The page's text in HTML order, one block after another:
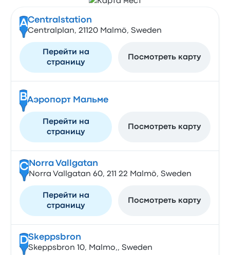
ACentralstation
Centralplan, 21120 Malmö, Sweden
Перейти на
страницу
Посмотреть карту
BАэропорт Мальме
Перейти на
страницу
Посмотреть карту
CNorra Vallgatan
Norra Vallgatan 60, 211 22 Malmö, Sweden
Перейти на
страницу
Посмотреть карту
DSkeppsbron
Skeppsbron 10, Malmo,, Sweden